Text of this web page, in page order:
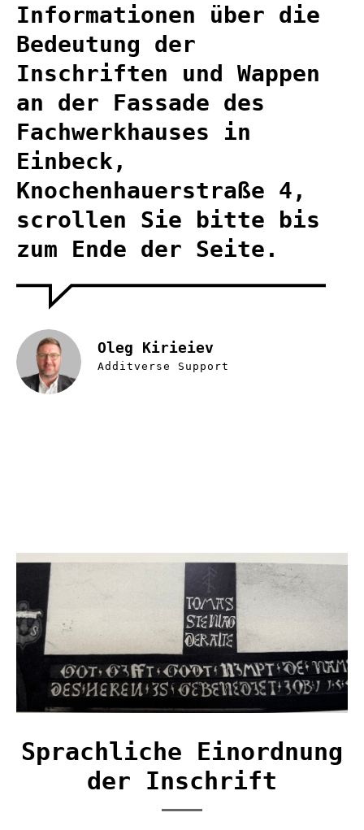
Informationen über die
Bedeutung der
Inschriften und Wappen
an der Fassade des
Fachwerkhauses in
Einbeck,
Knochenhauerstraße 4,
scrollen Sie bitte bis
zum Ende der Seite.
Oleg Kirieiev
Additverse Support
Sprachliche Einordnung
der Inschrift